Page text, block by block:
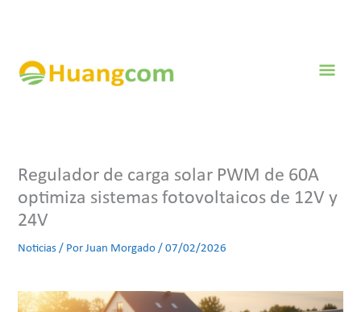
Regulador de carga solar PWM de 60A
optimiza sistemas fotovoltaicos de 12V y
24V
Noticias / PorJuan Morgado/07/02/2026